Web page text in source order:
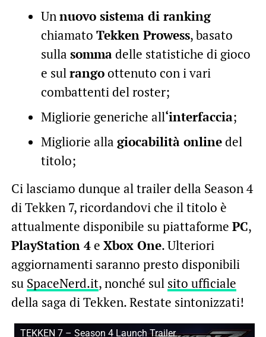
Unnuovo sistema di ranking
chiamato Tekken Prowess, basato
sulla sommadelle statistiche di gioco
e sulrangoottenuto con i vari
combattenti del roster;
Migliorie generiche all‘interfaccia;
Migliorie alla giocabilità onlinedel
titolo;
Ci lasciamo dunque al trailer della Season 4
di Tekken 7, ricordandovi che il titolo è
attualmente disponibile su piattaforme PC,
PlayStation 4e Xbox One. Ulteriori
aggiornamenti saranno presto disponibili
su SpaceNerd.it, nonché sul sito ufficiale
della saga di Tekken. Restate sintonizzati!
TEKKEN 7 – Season 4 Launch Trailer